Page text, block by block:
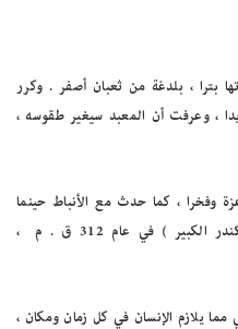
بترا ، بلدغة من ثعبان أصفر . وكرر
، وعرفت أن المعبد سيغير طقوسه ،
وفخرا ، كما حدث مع الأنباط حينما
هاجمهم أثنيوس الأعور ( أحد قادة الاسكندر الكبير ) في عام 312 ق . م ،
مما يلازم الإنسان في كل زمان ومكان ،